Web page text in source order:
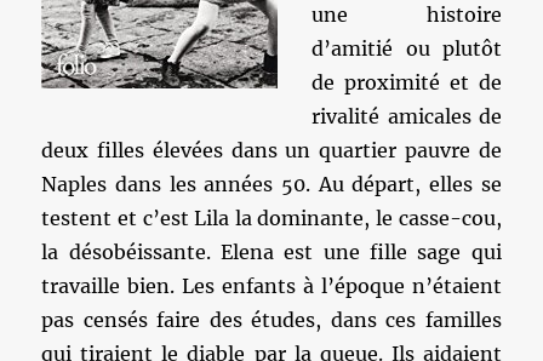
une histoire
d’amitié ou plutôt
de proximité et de
rivalité amicales de
deux filles élevées dans un quartier pauvre de
Naples dans les années 50. Au départ, elles se
testent et c’est Lila la dominante, le casse-cou,
la désobéissante. Elena est une fille sage qui
travaille bien. Les enfants à l’époque n’étaient
pas censés faire des études, dans ces familles
qui tiraient le diable par la queue. Ils aidaient